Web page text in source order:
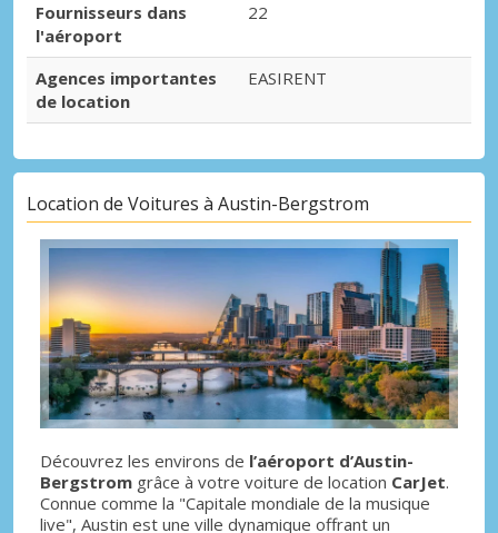
Fournisseurs dans
l'aéroport
22
Agences importantes
de location
EASIRENT
Location de Voitures à Austin-Bergstrom
Découvrez les environs de l’aéroport d’Austin-
Bergstrom grâce à votre voiture de location CarJet.
Connue comme la "Capitale mondiale de la musique
live", Austin est une ville dynamique offrant un